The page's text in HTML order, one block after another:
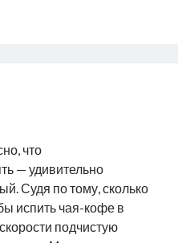
что
— удивительно
Судя по тому, сколько
испить чая-кофе в
подчистую